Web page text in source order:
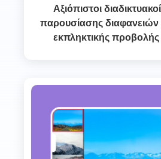
Αξιόπιστοι
παρουσίασης διαφανειών
εκπληκτικής